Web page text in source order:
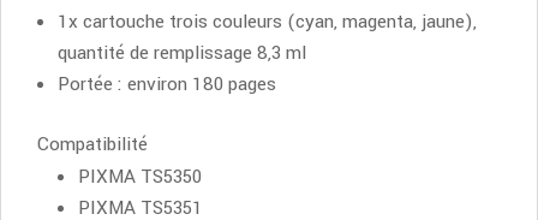
1x cartouche trois couleurs (cyan, magenta, jaune),
quantité de remplissage 8,3 ml
Portée : environ 180 pages
Compatibilité
PIXMA TS5350
PIXMA TS5351